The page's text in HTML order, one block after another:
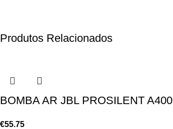
Produtos Relacionados
BOMBA AR JBL PROSILENT A400
€55.75